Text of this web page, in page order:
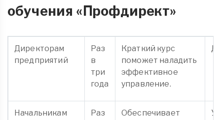
обучения «Профдирект»
Директорам
предприятий
Раз
в
три
года
Краткий курс
поможет наладить
эффективное
управление.
Начальникам
Раз
Обеспечивает